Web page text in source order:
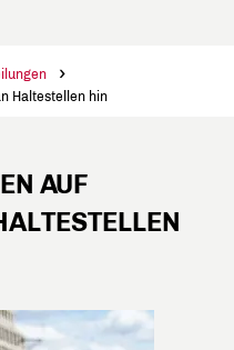
Haltestellen hin
AUF